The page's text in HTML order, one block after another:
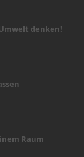
denken!
Raum